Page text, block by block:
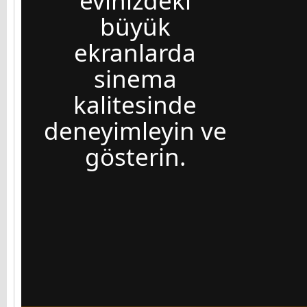
büyük
ekranlarda
sinema
kalitesinde
deneyimleyin ve
gösterin.